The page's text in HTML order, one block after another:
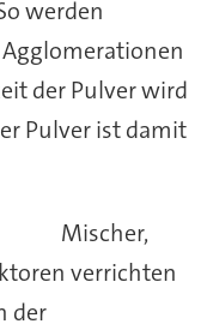
werden
der Pulver wird
Pulver ist damit
Mischer,
verrichten
der